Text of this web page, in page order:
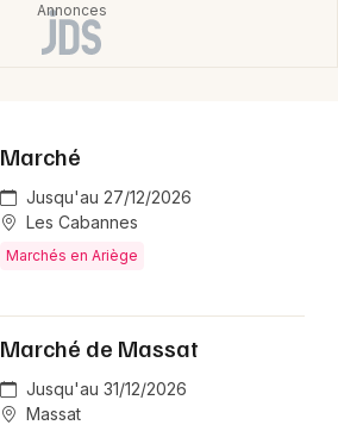
Marché
Jusqu'au 27/12/2026
Les Cabannes
Marchés en Ariège
Marché de Massat
Jusqu'au 31/12/2026
Massat